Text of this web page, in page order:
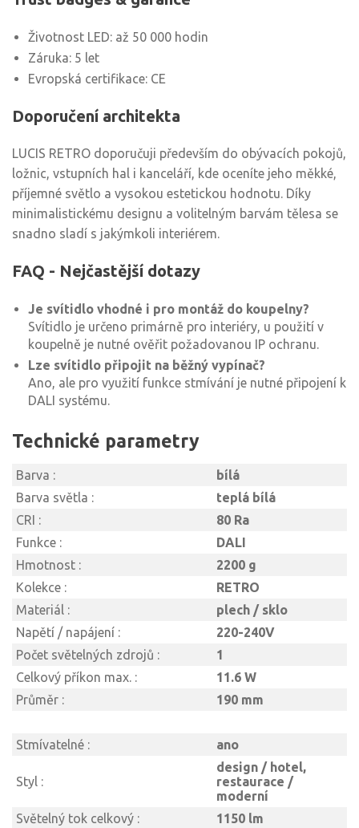
Životnost LED: až 50 000 hodin
Záruka: 5 let
Evropská certifikace: CE
Doporučení architekta
LUCIS RETRO doporučuji především do obývacích pokojů,
ložnic, vstupních hal i kanceláří, kde oceníte jeho měkké,
příjemné světlo a vysokou estetickou hodnotu. Díky
minimalistickému designu a volitelným barvám tělesa se
snadno sladí s jakýmkoli interiérem.
FAQ - Nejčastější dotazy
Je svítidlo vhodné i pro montáž do koupelny?
Svítidlo je určeno primárně pro interiéry, u použití v
koupelně je nutné ověřit požadovanou IP ochranu.
Lze svítidlo připojit na běžný vypínač?
Ano, ale pro využití funkce stmívání je nutné připojení k
DALI systému.
Technické parametry
Barva :
bílá
Barva světla :
teplá bílá
CRI :
80 Ra
Funkce :
DALI
Hmotnost :
2200 g
Kolekce :
RETRO
Materiál :
plech / sklo
Napětí / napájení :
220-240V
Počet světelných zdrojů :
1
Celkový příkon max. :
11.6 W
Průměr :
190 mm
Stmívatelné : ano
Styl :
design / hotel,
restaurace /
moderní
Světelný tok celkový :
1150 lm